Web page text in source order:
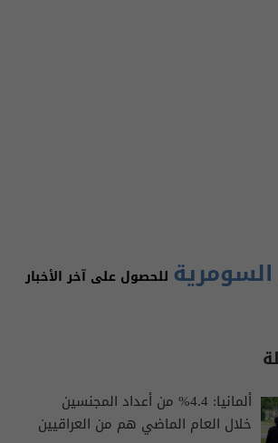
للحصول على آخر الأخبار
ألمانيا: 4.4% من أعداد المجنسين
خلال العام الماضي هم من العراقيين